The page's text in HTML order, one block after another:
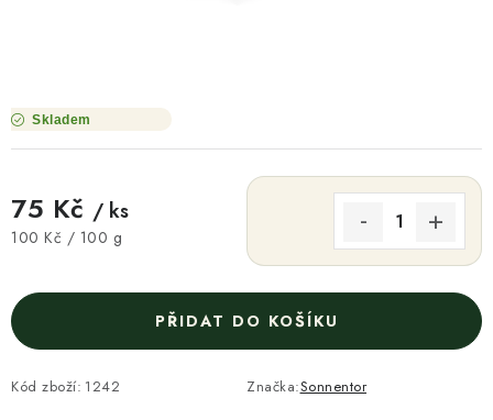
Skladem
75 Kč / ks
Měrná cena:
100 Kč / 100 g
PŘIDAT DO KOŠÍKU
Kód zboží: 1242 Značka:Sonnentor